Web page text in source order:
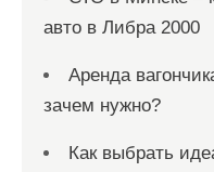
авто в Либра 2000
Аренда
зачем нужно?
Как выбрать